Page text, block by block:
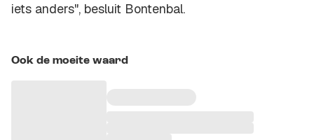
iets anders", besluit Bontenbal.
Ook de moeite waard